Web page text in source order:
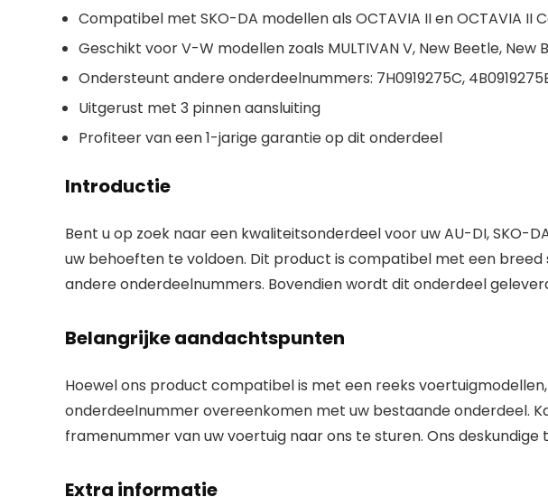
Compatibel met SKO-DA modellen als OCTAVIA II en OCTAVIA
Geschikt voor V-W modellen zoals MULTIVAN V, New Beetle,
Ondersteunt andere onderdeelnummers: 7H0919275C,
Uitgerust met 3 pinnen aansluiting
Profiteer van een 1-jarige garantie op dit onderdeel
Introductie
Bent u op zoek naar een kwaliteitsonderdeel voor uw AU-DI,
uw behoeften te voldoen. Dit product is compatibel met een
andere onderdeelnummers. Bovendien wordt dit onderdeel
Belangrijke aandachtspunten
Hoewel ons product compatibel is met een reeks
onderdeelnummer overeenkomen met uw bestaande onderdeel.
framenummer van uw voertuig naar ons te sturen. Ons
Extra informatie